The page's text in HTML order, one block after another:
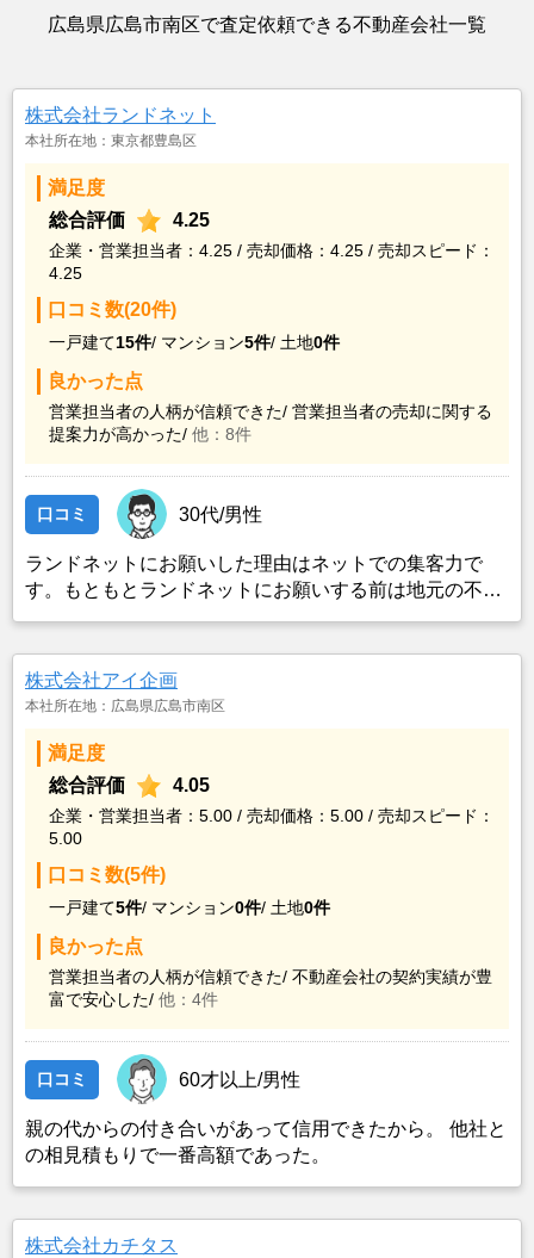
広島県広島市南区で査定依頼できる不動産会社一覧
株式会社ランドネット
本社所在地：東京都豊島区
満足度
総合評価
4.25
企業・営業担当者：4.25 / 売却価格：4.25 / 売却スピード：
4.25
口コミ数(20件)
一戸建て15件/ マンション5件/ 土地0件
良かった点
営業担当者の人柄が信頼できた/ 営業担当者の売却に関する
提案力が高かった/ 他：8件
口コミ 30代/男性
ランドネットにお願いした理由はネットでの集客力で
す。もともとランドネットにお願いする前は地元の不動
動産屋では取り扱ってもらえませんでした。そこでそれ
までに取引があり、全国対応しているランドネットにお
株式会社アイ企画
本社所在地：広島県広島市南区
満足度
総合評価
4.05
企業・営業担当者：5.00 / 売却価格：5.00 / 売却スピード：
5.00
口コミ数(5件)
一戸建て5件/ マンション0件/ 土地0件
良かった点
営業担当者の人柄が信頼できた/ 不動産会社の契約実績が豊
富で安心した/ 他：4件
口コミ 60才以上/男性
親の代からの付き合いがあって信用できたから。 他社と
の相見積もりで一番高額であった。
株式会社カチタス